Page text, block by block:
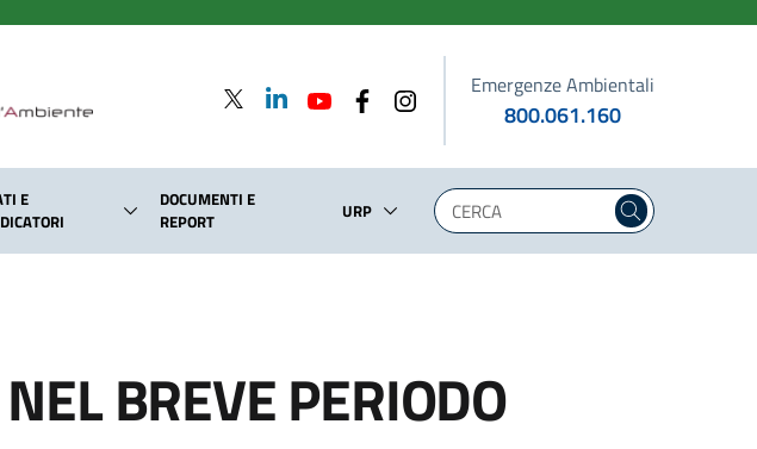
Emergenze Ambientali
800.061.160
E
DOCUMENTI E
REPORT
URP
BREVE PERIODO